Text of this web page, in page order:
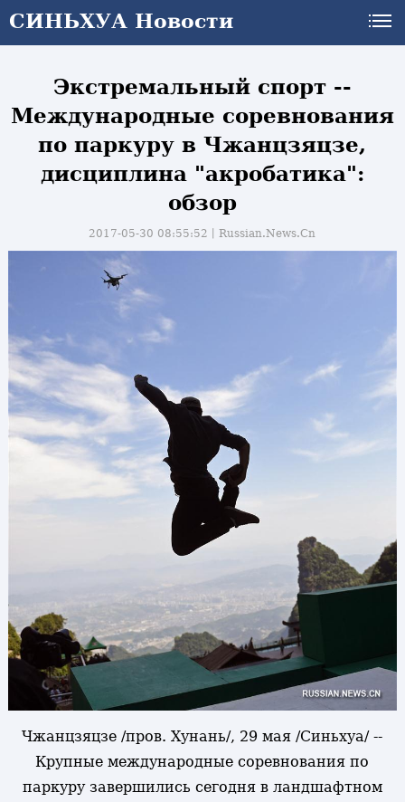
СИНЬХУА Новости
Экстремальный спорт --
Международные соревнования
по паркуру в Чжанцзяцзе,
дисциплина "акробатика":
обзор
2017-05-30 08:55:52丨Russian.News.Cn
Чжанцзяцзе /пров. Хунань/, 29 мая /Синьхуа/ --
Крупные международные соревнования по
паркуру завершились сегодня в ландшафтном